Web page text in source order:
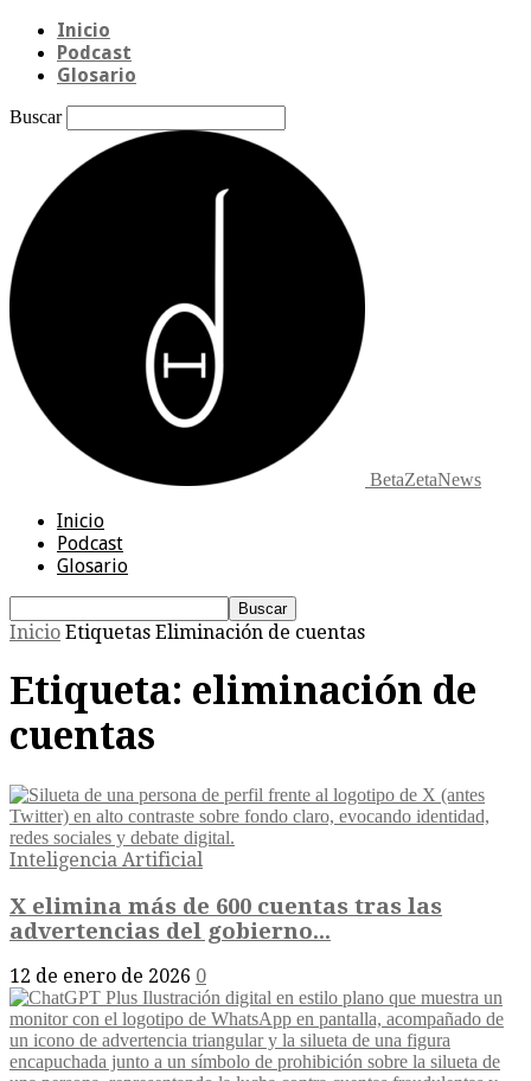
Inicio
Podcast
Glosario
Buscar
BetaZetaNews
Inicio
Podcast
Glosario
Inicio Etiquetas Eliminación de cuentas
Etiqueta: eliminación de
cuentas
Inteligencia Artificial
X elimina más de 600 cuentas tras las
advertencias del gobierno...
12 de enero de 2026 0